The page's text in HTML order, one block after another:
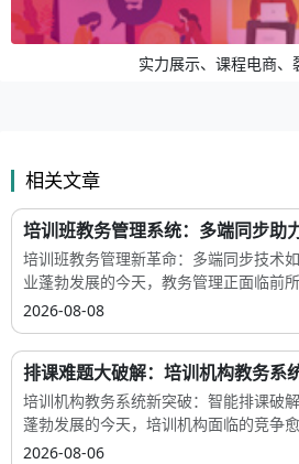
实力展示、课程电商、
相关文章
培训班教务管理系统：多端同步助
培训班教务管理新革命：多端同步技术
业蓬勃发展的今天，教务管理正面临前
2026-08-08
排课难题大破解：培训机构教务系
培训机构教务系统新突破：智能排课破
蓬勃发展的今天，培训机构面临的竞争
2026-08-06